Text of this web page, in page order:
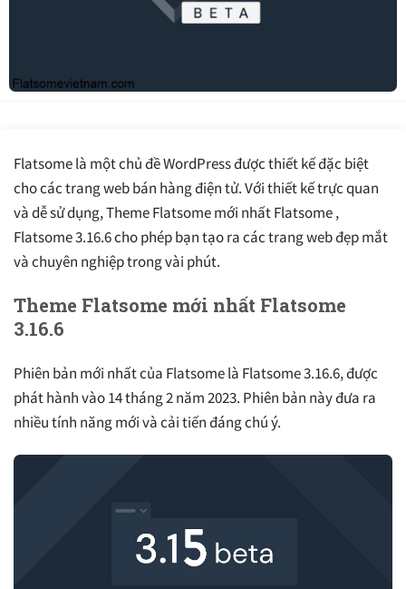
Flatsome là một chủ đề WordPress được thiết kế đặc biệt
cho các trang web bán hàng điện tử. Với thiết kế trực quan
và dễ sử dụng, Theme Flatsome mới nhất Flatsome ,
Flatsome 3.16.6 cho phép bạn tạo ra các trang web đẹp mắt
và chuyên nghiệp trong vài phút.
Theme Flatsome mới nhất Flatsome
3.16.6
Phiên bản mới nhất của Flatsome là Flatsome 3.16.6, được
phát hành vào 14 tháng 2 năm 2023. Phiên bản này đưa ra
nhiều tính năng mới và cải tiến đáng chú ý.